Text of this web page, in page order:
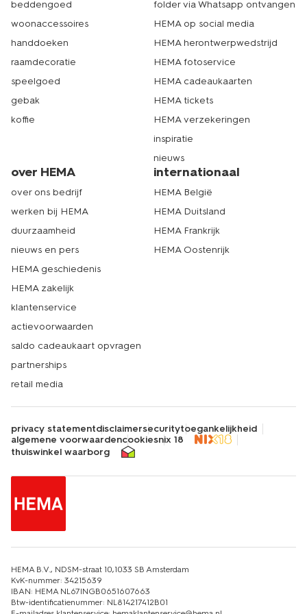
bestellen op hema.nl. Neem bijvoorbeeld ook een kijkje
bij onzenaadloze bh's
. Kies de producten die je wilt en
bestellen maar. Wij zorgen ervoor dat je nieuwe spullen
zo snel mogelijk bij je thuisbezorgd worden. In de winkel
shoppen kan natuurlijk ook. HEMA heeft meer dan 500
winkels in Nederland. Er zit dus altijd een winkel bij jou in
de buurt. Echt HEMA.
beddengoed
woonaccessoires
handdoeken
raamdecoratie
speelgoed
gebak
koffie
folder via Whatsapp ontvangen
HEMA op social media
HEMA herontwerpwedstrijd
HEMA fotoservice
HEMA cadeaukaarten
HEMA tickets
HEMA verzekeringen
inspiratie
nieuws
over HEMA
over ons bedrijf
werken bij HEMA
duurzaamheid
nieuws en pers
HEMA geschiedenis
HEMA zakelijk
klantenservice
actievoorwaarden
saldo cadeaukaart opvragen
partnerships
retail media
internationaal
HEMA België
HEMA Duitsland
HEMA Frankrijk
HEMA Oostenrijk
privacy statementdisclaimersecuritytoegankelijkheid
algemene voorwaardencookiesnix 18
thuiswinkel waarborg
HEMA B.V., NDSM-straat 10,1033 SB Amsterdam
KvK-nummer: 34215639
IBAN: HEMA NL67INGB0651607663
Btw-identificatienummer: NL814217412B01